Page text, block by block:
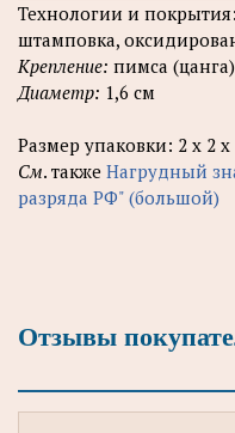
Технологии и
штамповка,
Крепление: пимса (цанга)
Диаметр: 1,6 см
Размер упаковки: 2 х 2 х
См. также Нагрудный
разряда РФ" (большой)
Отзывы